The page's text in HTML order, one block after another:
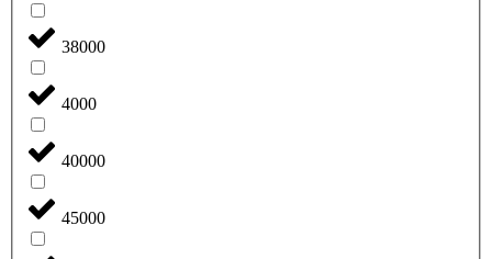
38000
4000
40000
45000